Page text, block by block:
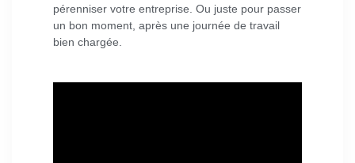
pérenniser votre entreprise. Ou juste pour passer
un bon moment, après une journée de travail
bien chargée.